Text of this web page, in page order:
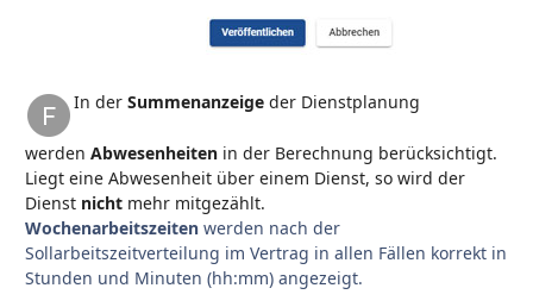
In der Summenanzeige der Dienstplanung
werden Abwesenheiten in der Berechnung berücksichtigt.
Liegt eine Abwesenheit über einem Dienst, so wird der
Dienst nicht mehr mitgezählt.
Wochenarbeitszeiten werden nach der
Sollarbeitszeitverteilung im Vertrag in allen Fällen korrekt in
Stunden und Minuten (hh:mm) angezeigt.